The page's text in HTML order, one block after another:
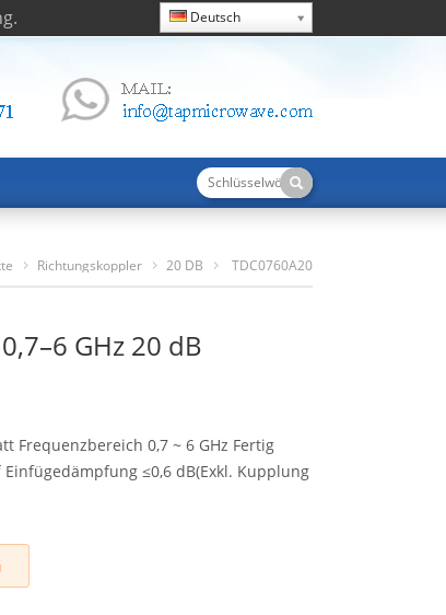
Deutsch
Richtungskoppler 20 DB TDC0760A20
GHz 20 dB
Frequenzbereich 0,7 ~ 6 GHz Fertig
≤0,6 dB(Exkl. Kupplung